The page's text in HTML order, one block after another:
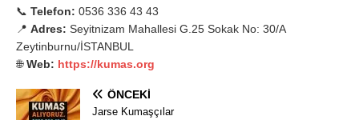
📞 Telefon: 0536 336 43 43
📍 Adres: Seyitnizam Mahallesi G.25 Sokak No: 30/A
Zeytinburnu/İSTANBUL
🌐Web: https://kumas.org
ÖNCEKI
Jarse Kumaşçılar